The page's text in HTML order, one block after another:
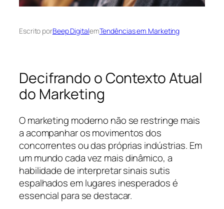
Escrito porBeep DigitalemTendências em Marketing
Decifrando o Contexto Atual
do Marketing
O marketing moderno não se restringe mais
a acompanhar os movimentos dos
concorrentes ou das próprias indústrias. Em
um mundo cada vez mais dinâmico, a
habilidade de interpretar sinais sutis
espalhados em lugares inesperados é
essencial para se destacar.